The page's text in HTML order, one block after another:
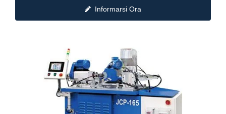
Informarsi Ora